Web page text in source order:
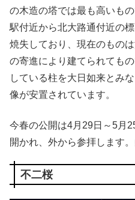
の木造の塔では最も高いも
駅付近から北大路通付近の
焼失しており、現在のもの
の寄進により建てられても
している柱を大日如来とみ
像が安置されています。
今春の公開は4月29日～5月
開かれ、外から参拝します
不二桜